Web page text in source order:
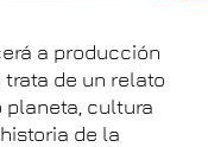
a producción
de un relato
planeta, cultura
de la